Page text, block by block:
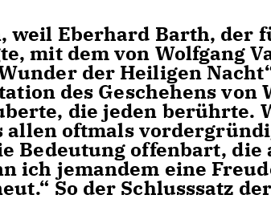
weil Eberhard Barth, der
mit dem von Wolfgang
der Heiligen
des Geschehens von
die jeden berührte.
allen oftmals
Bedeutung offenbart, die
ich jemandem eine
So der Schlusssatz